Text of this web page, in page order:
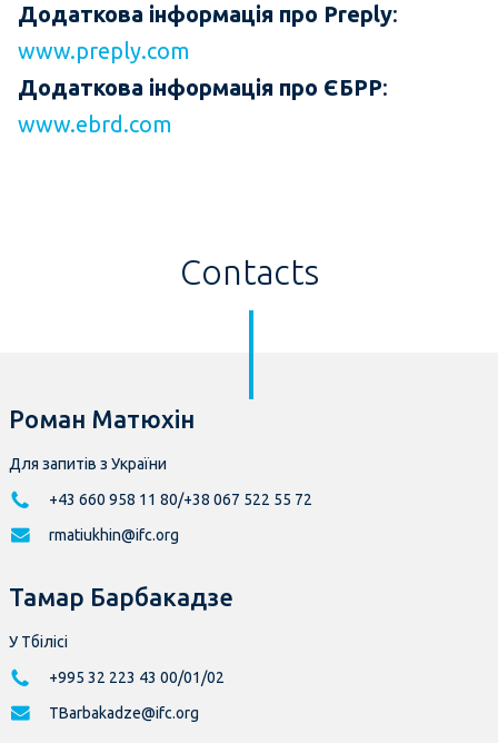
Додаткова інформація про Preply:
www.preply.com
Додаткова інформація про ЄБРР:
www.ebrd.com
Contacts
Роман Матюхін
Для запитів з України
+43 660 958 11 80/+38 067 522 55 72
rmatiukhin@ifc.org
Тамар Барбакадзе
У Тбілісі
+995 32 223 43 00/01/02
TBarbakadze@ifc.org